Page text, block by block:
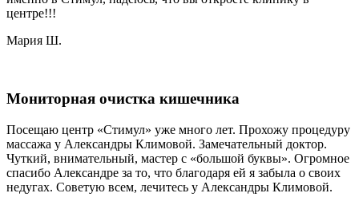
центре!!!
Мария Ш.
Мониторная очистка кишечника
Посещаю центр «Стимул» уже много лет. Прохожу процедуру
массажа у Александры Климовой. Замечательный доктор.
Чуткий, внимательный, мастер с «большой буквы». Огромное
спасибо Александре за то, что благодаря ей я забыла о своих
недугах. Советую всем, лечитесь у Александры Климовой.